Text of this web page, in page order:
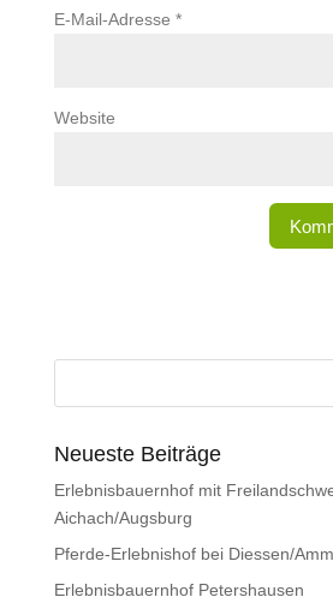
E-Mail-Adresse *
Website
Neueste Beiträge
Erlebnisbauernhof mit
Aichach/Augsburg
Pferde-Erlebnishof bei Diessen/
Erlebnisbauernhof Petershausen